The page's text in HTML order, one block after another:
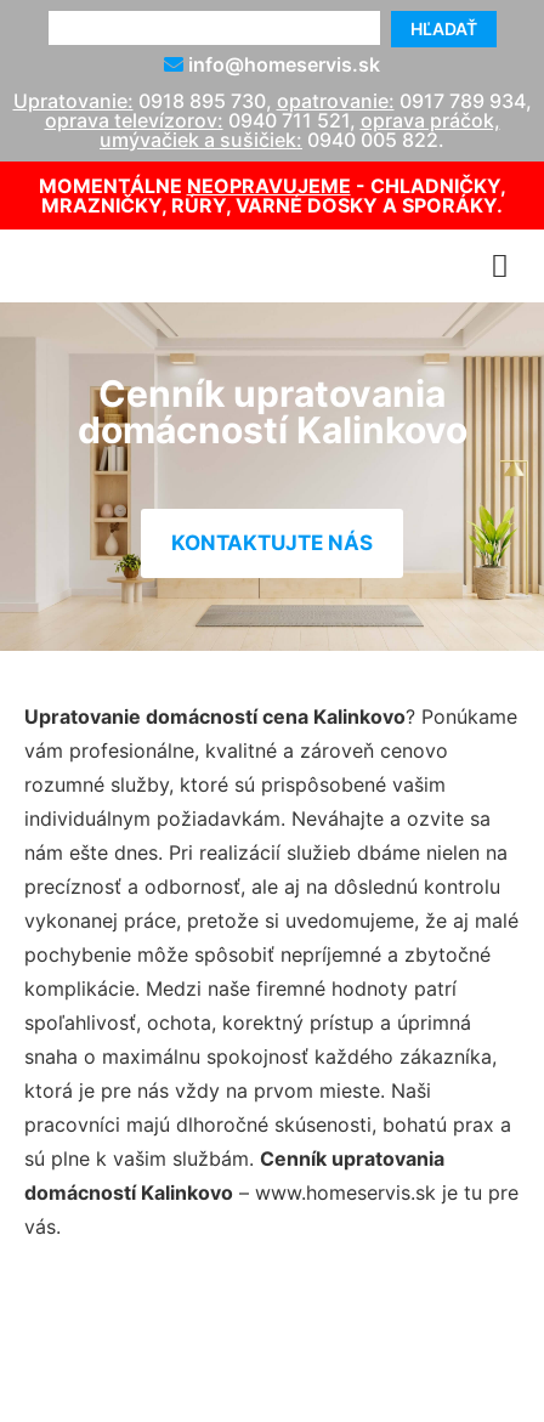
HĽADAŤ
info@homeservis.sk
Upratovanie: 0918 895 730, opatrovanie: 0917 789 934,
oprava televízorov: 0940 711 521, oprava práčok,
umývačiek a sušičiek: 0940 005 822.
MOMENTÁLNE NEOPRAVUJEME - CHLADNIČKY,
MRAZNIČKY, RÚRY, VARNÉ DOSKY A SPORÁKY.
Cenník upratovania
domácností Kalinkovo
KONTAKTUJTE NÁS
Upratovanie domácností cena Kalinkovo? Ponúkame
vám profesionálne, kvalitné a zároveň cenovo
rozumné služby, ktoré sú prispôsobené vašim
individuálnym požiadavkám. Neváhajte a ozvite sa
nám ešte dnes. Pri realizácií služieb dbáme nielen na
precíznosť a odbornosť, ale aj na dôslednú kontrolu
vykonanej práce, pretože si uvedomujeme, že aj malé
pochybenie môže spôsobiť nepríjemné a zbytočné
komplikácie. Medzi naše firemné hodnoty patrí
spoľahlivosť, ochota, korektný prístup a úprimná
snaha o maximálnu spokojnosť každého zákazníka,
ktorá je pre nás vždy na prvom mieste. Naši
pracovníci majú dlhoročné skúsenosti, bohatú prax a
sú plne k vašim službám. Cenník upratovania
domácností Kalinkovo – www.homeservis.sk je tu pre
vás.